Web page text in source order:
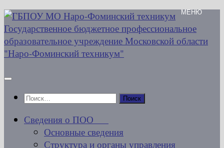
Перейти
к
содержимому
Найти:
Сведения о ПОО
Основные сведения
Структура и органы управления